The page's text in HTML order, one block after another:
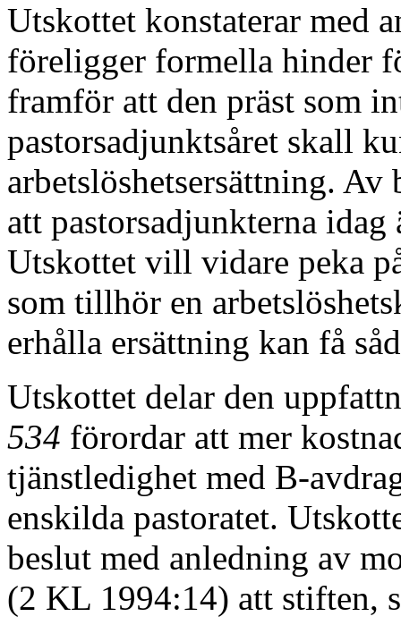
Utskottet konstaterar med
föreligger formella hinder
framför att den präst som
pastorsadjunktsåret skall
arbetslöshetsersättning.
att pastorsadjunkterna
Utskottet vill vidare peka
som tillhör en
erhålla ersättning kan få
Utskottet delar den
534 förordar att mer
tjänstledighet med B-
enskilda pastoratet.
beslut med anledning av
(2 KL 1994:14) att stiften,